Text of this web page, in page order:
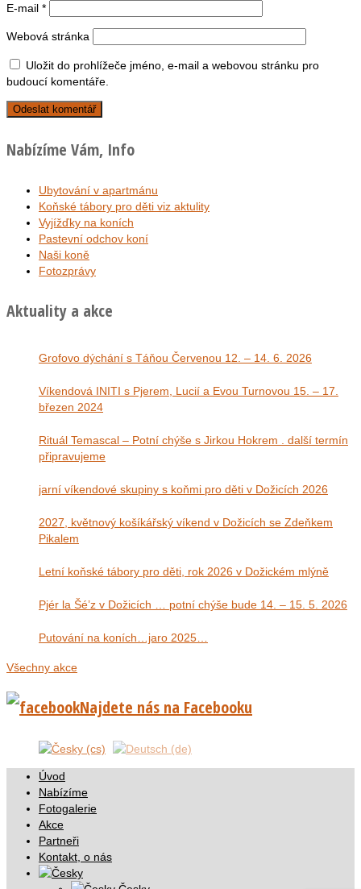
E-mail *
Webová stránka
Uložit do prohlížeče jméno, e-mail a webovou stránku pro
budoucí komentáře.
Nabízíme Vám, Info
Ubytování v apartmánu
Koňské tábory pro děti viz aktulity
Vyjížďky na koních
Pastevní odchov koní
Naši koně
Fotozprávy
Aktuality a akce
Grofovo dýchání s Táňou Červenou 12. – 14. 6. 2026
Víkendová INITI s Pjerem, Lucií a Evou Turnovou 15. – 17.
březen 2024
Rituál Temascal – Potní chýše s Jirkou Hokrem . další termín
připravujeme
jarní víkendové skupiny s koňmi pro děti v Dožicích 2026
2027, květnový košíkářský víkend v Dožicích se Zdeňkem
Pikalem
Letní koňské tábory pro děti, rok 2026 v Dožickém mlýně
Pjér la Šé’z v Dožicích … potní chýše bude 14. – 15. 5. 2026
Putování na koních…jaro 2025…
Všechny akce
Najdete nás na Facebooku
Úvod
Nabízíme
Fotogalerie
Akce
Partneři
Kontakt, o nás